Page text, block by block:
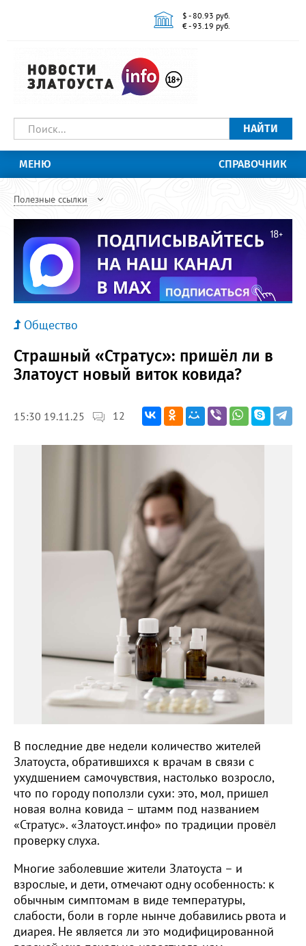
$ - 80.93 руб.
€ - 93.19 руб.
НАЙТИ
МЕНЮ СПРАВОЧНИК
Полезные ссылки
Общество
Страшный «Стратус»: пришёл ли в
Златоуст новый виток ковида?
15:30 19.11.25 12
В последние две недели количество жителей
Златоуста, обратившихся к врачам в связи с
ухудшением самочувствия, настолько возросло,
что по городу поползли сухи: это, мол, пришел
новая волна ковида – штамм под названием
«Стратус». «Златоуст.инфо» по традиции провёл
проверку слуха.
Многие заболевшие жители Златоуста – и
взрослые, и дети, отмечают одну особенность: к
обычным симптомам в виде температуры,
слабости, боли в горле нынче добавились рвота и
диарея. Не является ли это модифицированной